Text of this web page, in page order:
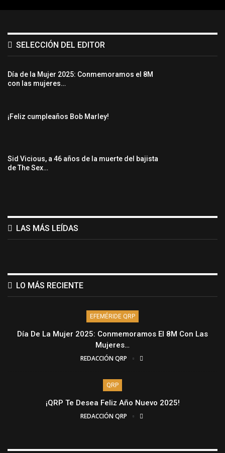
SELECCIÓN DEL EDITOR
Día de la Mujer 2025: Conmemoramos el 8M
con las mujeres…
¡Feliz cumpleaños Bob Marley!
Sid Vicious, a 46 años de la muerte del bajista
de The Sex…
LAS MÁS LEÍDAS
LO MÁS RECIENTE
EFEMÉRIDE QRP
Día De La Mujer 2025: Conmemoramos El 8M Con Las
Mujeres…
REDACCIÓN QRP
QRP
¡QRP Te Desea Feliz Año Nuevo 2025!
REDACCIÓN QRP